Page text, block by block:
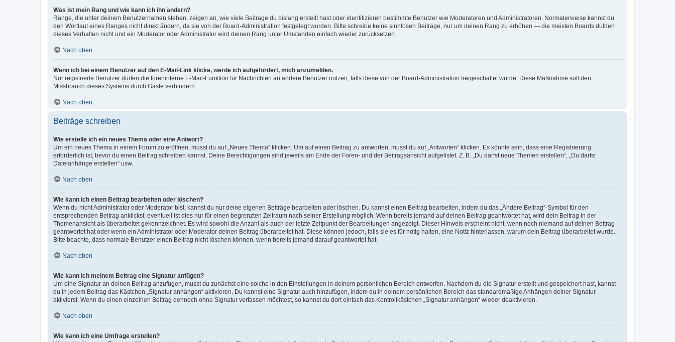
Was ist mein Rang und wie kann ich ihn ändern?
Ränge, die unter deinem Benutzernamen stehen, zeigen an, wie viele Beiträge du bislang erstellt hast oder identifizieren bestimmte Benutzer wie Moderatoren und Administratoren. Normalerweise kannst du
den Wortlaut eines Ranges nicht direkt ändern, da sie von der Board-Administration festgelegt wurden. Bitte schreibe keine sinnlosen Beiträge, nur um deinen Rang zu erhöhen — die meisten Boards dulden
dieses Verhalten nicht und ein Moderator oder Administrator wird deinen Rang unter Umständen einfach wieder zurücksetzen.
Nach oben
Wenn ich bei einem Benutzer auf den E-Mail-Link klicke, werde ich aufgefordert, mich anzumelden.
Nur registrierte Benutzer dürfen die foreninterne E-Mail-Funktion für Nachrichten an andere Benutzer nutzen, falls diese von der Board-Administration freigeschaltet wurde. Diese Maßnahme soll den
Missbrauch dieses Systems durch Gäste verhindern.
Nach oben
Beiträge schreiben
Wie erstelle ich ein neues Thema oder eine Antwort?
Um ein neues Thema in einem Forum zu eröffnen, musst du auf „Neues Thema“ klicken. Um auf einen Beitrag zu antworten, musst du auf „Antworten“ klicken. Es könnte sein, dass eine Registrierung
erforderlich ist, bevor du einen Beitrag schreiben kannst. Deine Berechtigungen sind jeweils am Ende der Foren- und der Beitragsansicht aufgelistet. Z. B. „Du darfst neue Themen erstellen“, „Du darfst
Dateianhänge erstellen“ usw.
Nach oben
Wie kann ich einen Beitrag bearbeiten oder löschen?
Wenn du nicht Administrator oder Moderator bist, kannst du nur deine eigenen Beiträge bearbeiten oder löschen. Du kannst einen Beitrag bearbeiten, indem du das „Ändere Beitrag“-Symbol für den
entsprechenden Beitrag anklickst; eventuell ist dies nur für einen begrenzten Zeitraum nach seiner Erstellung möglich. Wenn bereits jemand auf deinen Beitrag geantwortet hat, wird dein Beitrag in der
Themenansicht als überarbeitet gekennzeichnet. Es wird sowohl die Anzahl als auch der letzte Zeitpunkt der Bearbeitungen angezeigt. Dieser Hinweis erscheint nicht, wenn noch niemand auf deinen Beitrag
geantwortet hat oder wenn ein Administrator oder Moderator deinen Beitrag überarbeitet hat. Diese können jedoch, falls sie es für nötig halten, eine Notiz hinterlassen, warum dein Beitrag überarbeitet wurde.
Bitte beachte, dass normale Benutzer einen Beitrag nicht löschen können, wenn bereits jemand darauf geantwortet hat.
Nach oben
Wie kann ich meinem Beitrag eine Signatur anfügen?
Um eine Signatur an deinen Beitrag anzufügen, musst du zunächst eine solche in den Einstellungen in deinem persönlichen Bereich entwerfen. Nachdem du die Signatur erstellt und gespeichert hast, kannst
du in jedem Beitrag das Kästchen „Signatur anhängen“ aktivieren. Du kannst eine Signatur auch hinzufügen, indem du in deinem persönlichen Bereich das standardmäßige Anhängen deiner Signatur
aktivierst. Wenn du einen einzelnen Beitrag dennoch ohne Signatur verfassen möchtest, so kannst du dort einfach das Kontrollkästchen „Signatur anhängen“ wieder deaktivieren.
Nach oben
Wie kann ich eine Umfrage erstellen?